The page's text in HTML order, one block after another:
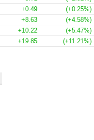
+0.49 (+0.25%)
+8.63 (+4.58%)
+10.22 (+5.47%)
+19.85 (+11.21%)